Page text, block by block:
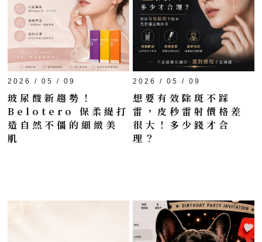
2026 / 05 / 09
玻尿酸新趨勢！
Belotero 保柔緹打
造自然不僵的細緻美
肌
2026 / 05 / 09
想要有效除斑不踩
雷，皮秒雷射價格差
很大！多少錢才合
理？